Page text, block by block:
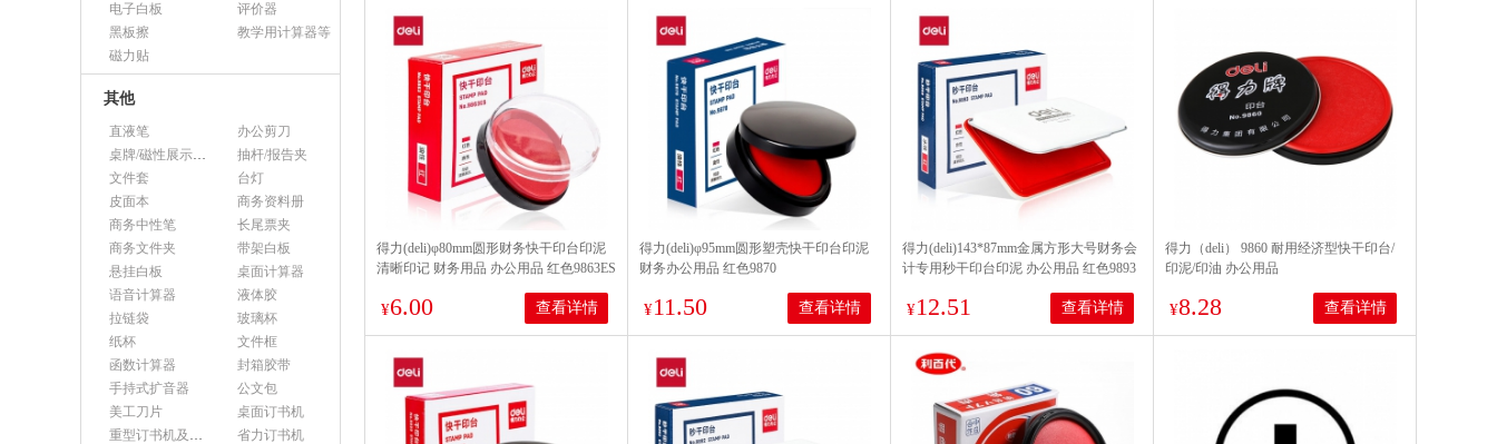
电子白板
评价器
黑板擦
教学用计算器等
磁力贴
其他
直液笔
办公剪刀
桌牌/磁性展示帖/证件框
抽杆/报告夹
文件套
台灯
皮面本
商务资料册
商务中性笔
长尾票夹
商务文件夹
带架白板
悬挂白板
桌面计算器
语音计算器
液体胶
拉链袋
玻璃杯
纸杯
文件框
函数计算器
封箱胶带
手持式扩音器
公文包
美工刀片
桌面订书机
重型订书机及其它
省力订书机
得力(deli)φ80mm圆形财务快干印台印泥
清晰印记 财务用品 办公用品 红色9863ES
¥6.00 查看详情
得力(deli)φ95mm圆形塑壳快干印台印泥
财务办公用品 红色9870
¥11.50 查看详情
得力(deli)143*87mm金属方形大号财务会
计专用秒干印台印泥 办公用品 红色9893
¥12.51 查看详情
得力（deli） 9860 耐用经济型快干印台/
印泥/印油 办公用品
¥8.28 查看详情